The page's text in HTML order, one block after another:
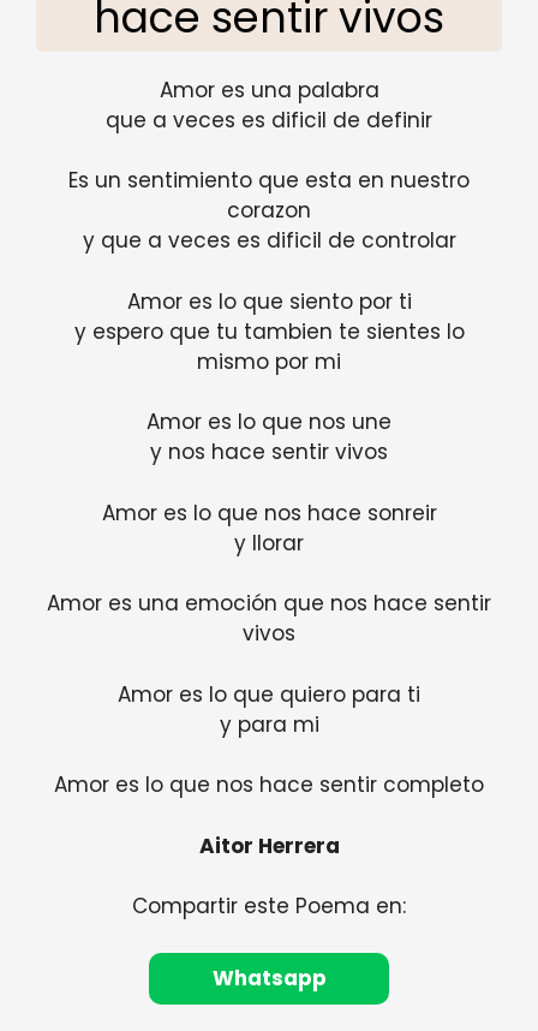
hace sentir vivos
Amor es una palabra
que a veces es dificil de definir
Es un sentimiento que esta en nuestro
corazon
y que a veces es dificil de controlar
Amor es lo que siento por ti
y espero que tu tambien te sientes lo
mismo por mi
Amor es lo que nos une
y nos hace sentir vivos
Amor es lo que nos hace sonreir
y llorar
Amor es una emoción que nos hace sentir
vivos
Amor es lo que quiero para ti
y para mi
Amor es lo que nos hace sentir completo
Aitor Herrera
Compartir este Poema en:
Whatsapp